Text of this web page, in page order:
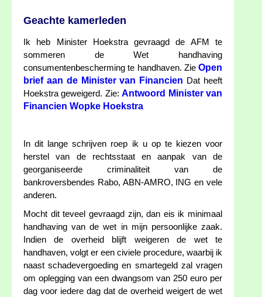
Geachte kamerleden
Ik heb Minister Hoekstra gevraagd de AFM te
sommeren de Wet handhaving
consumentenbescherming te handhaven. Zie Open
brief aan de Minister van Financien Dat heeft
Hoekstra geweigerd. Zie:Antwoord Minister van
Financien Wopke Hoekstra
In dit lange schrijven roep ik u op te kiezen voor
herstel van de rechtsstaat en aanpak van de
georganiseerde criminaliteit van de
bankroversbendes Rabo, ABN-AMRO, ING en vele
anderen.
Mocht dit teveel gevraagd zijn, dan eis ik minimaal
handhaving van de wet in mijn persoonlijke zaak.
Indien de overheid blijft weigeren de wet te
handhaven, volgt er een civiele procedure, waarbij ik
naast schadevergoeding en smartegeld zal vragen
om oplegging van een dwangsom van 250 euro per
dag voor iedere dag dat de overheid weigert de wet